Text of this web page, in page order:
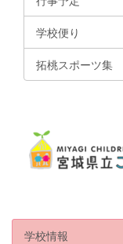
学校便り
拓桃スポーツ集
学校情報